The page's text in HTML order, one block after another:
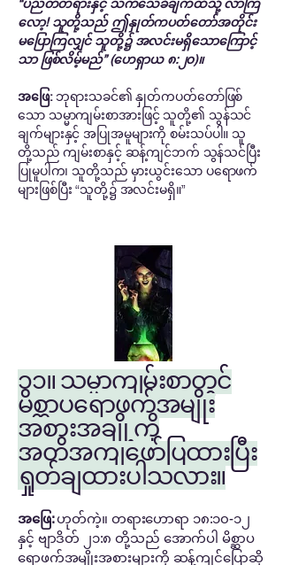
“ပညတ်တရားနှင့် သက်သေခံချက်ထံသို့ လာကြ
လော့! သူတို့သည် ဤနှုတ်ကပတ်တော်အတိုင်း
မပြောကြလျှင် သူတို့၌ အလင်းမရှိသောကြောင့်
သာ ဖြစ်လိမ့်မည်” (ဟေရှာယ ၈:၂၀)။
အဖြေ:ဘုရားသခင်၏ နှုတ်ကပတ်တော်ဖြစ်
သော သမ္မာကျမ်းစာအားဖြင့် သူတို့၏ သွန်သင်
ချက်များနှင့် အပြုအမူများကို စမ်းသပ်ပါ။ သူ
တို့သည် ကျမ်းစာနှင့် ဆန့်ကျင်ဘက် သွန်သင်ပြီး
ပြုမူပါက၊ သူတို့သည် မှားယွင်းသော ပရောဖက်
များဖြစ်ပြီး “သူတို့၌ အလင်းမရှိ။”
၁၁။ သမ္မာကျမ်းစာတွင်
မိစ္ဆာပရောဖက်အမျိုး
အစားအချို့ကို
အတိအကျဖော်ပြထားပြီး
ရှုတ်ချထားပါသလား။
အဖြေ:ဟုတ်ကဲ့။ တရားဟောရာ ၁၈:၁၀-၁၂
နှင့် ဗျာဒိတ် ၂၁:၈ တို့သည် အောက်ပါ မိစ္ဆာပ
ရောဖက်အမျိုးအစားများကို ဆန့်ကျင်ပြောဆို